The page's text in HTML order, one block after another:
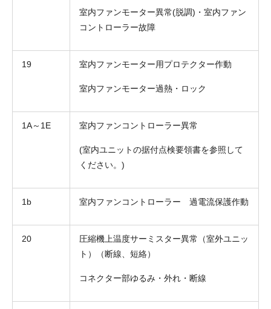
室内ファンモーター異常(脱調)・室内ファン
コントローラー故障
19 室内ファンモーター用プロテクター作動
室内ファンモーター過熱・ロック
1A～1E 室内ファンコントローラー異常
(室内ユニットの据付点検要領書を参照して
ください。)
1b 室内ファンコントローラー 過電流保護作動
20
圧縮機上温度サーミスター異常（室外ユニッ
ト）（断線、短絡）
コネクター部ゆるみ・外れ・断線